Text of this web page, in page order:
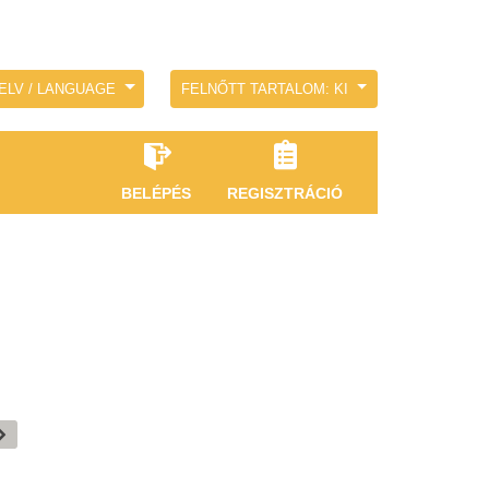
/ LANGUAGE FELNŐTT TARTALOM: KI
BELÉPÉS REGISZTRÁCIÓ